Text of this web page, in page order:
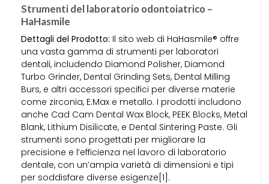
Strumenti del laboratorio odontoiatrico –
HaHasmile
Dettagli del Prodotto: Il sito web di HaHasmile® offre
una vasta gamma di strumenti per laboratori
dentali, includendo Diamond Polisher, Diamond
Turbo Grinder, Dental Grinding Sets, Dental Milling
Burs, e altri accessori specifici per diverse materie
come zirconia, E.Max e metallo. I prodotti includono
anche Cad Cam Dental Wax Block, PEEK Blocks, Metal
Blank, Lithium Disilicate, e Dental Sintering Paste. Gli
strumenti sono progettati per migliorare la
precisione e l’efficienza nel lavoro di laboratorio
dentale, con un’ampia varietà di dimensioni e tipi
per soddisfare diverse esigenze[1].